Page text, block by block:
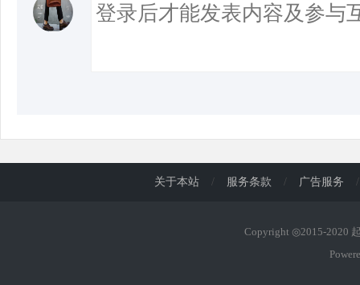
关于本站 / 服务条款 / 广告服务 /
Copyright ◎2015-2020